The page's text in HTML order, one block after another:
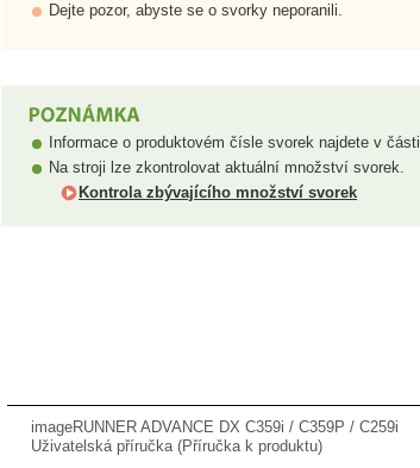
Dejte pozor, abyste se o svorky neporanili.
Informace o produktovém čísle svorek najdete v části
Na stroji lze zkontrolovat aktuální množství svorek.
Kontrola zbývajícího množství svorek
imageRUNNER ADVANCE DX C359i / C359P / C259i
Uživatelská příručka (Příručka k produktu)